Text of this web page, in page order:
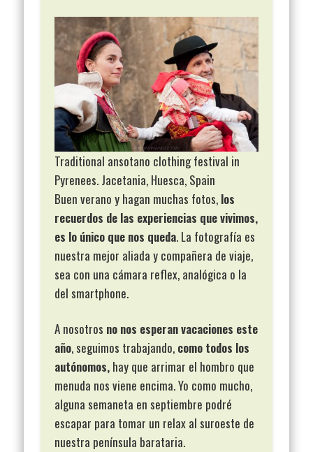
Traditional ansotano clothing festival in
Pyrenees. Jacetania, Huesca, Spain
Buen verano y hagan muchas fotos, los
recuerdos de las experiencias que vivimos,
es lo único que nos queda. La fotografía es
nuestra mejor aliada y compañera de viaje,
sea con una cámara reflex, analógica o la
del smartphone.
A nosotros no nos esperan vacaciones este
año, seguimos trabajando, como todos los
autónomos, hay que arrimar el hombro que
menuda nos viene encima. Yo como mucho,
alguna semaneta en septiembre podré
escapar para tomar un relax al suroeste de
nuestra península barataria.